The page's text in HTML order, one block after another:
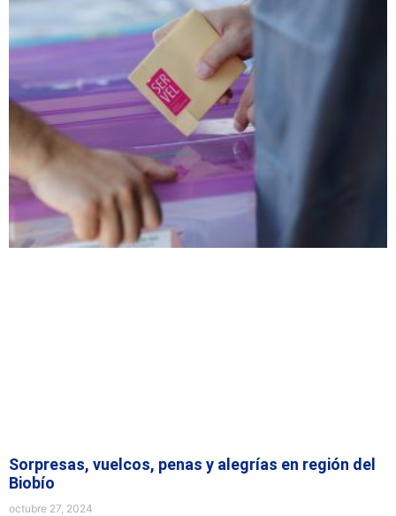
Sorpresas, vuelcos, penas y alegrías en región del
Biobío
octubre 27, 2024